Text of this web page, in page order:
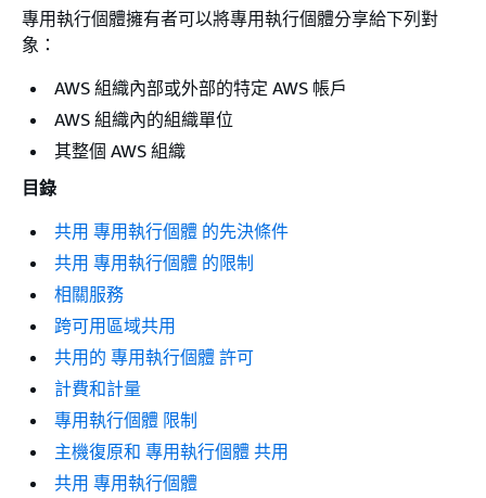
專用執行個體擁有者可以將專用執行個體分享給下列對
象：
AWS 組織內部或外部的特定 AWS 帳戶
AWS 組織內的組織單位
其整個 AWS 組織
目錄
共用 專用執行個體 的先決條件
共用 專用執行個體 的限制
相關服務
跨可用區域共用
共用的 專用執行個體 許可
計費和計量
專用執行個體 限制
主機復原和 專用執行個體 共用
共用 專用執行個體